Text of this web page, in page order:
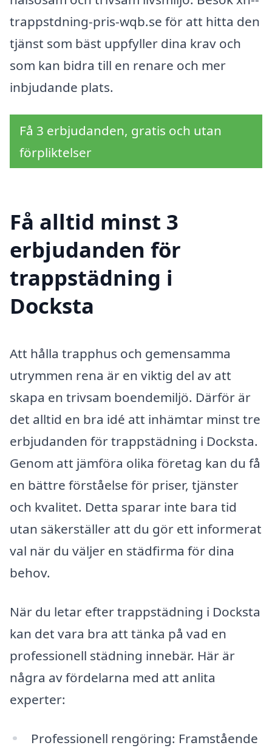
trappstdning-pris-wqb.se för att hitta den
tjänst som bäst uppfyller dina krav och
som kan bidra till en renare och mer
inbjudande plats.
Få 3 erbjudanden, gratis och utan
förpliktelser
Få alltid minst 3
erbjudanden för
trappstädning i
Docksta
Att hålla trapphus och gemensamma
utrymmen rena är en viktig del av att
skapa en trivsam boendemiljö. Därför är
det alltid en bra idé att inhämtar minst tre
erbjudanden för trappstädning i Docksta.
Genom att jämföra olika företag kan du få
en bättre förståelse för priser, tjänster
och kvalitet. Detta sparar inte bara tid
utan säkerställer att du gör ett informerat
val när du väljer en städfirma för dina
behov.
När du letar efter trappstädning i Docksta
kan det vara bra att tänka på vad en
professionell städning innebär. Här är
några av fördelarna med att anlita
experter:
Professionell rengöring: Framstående